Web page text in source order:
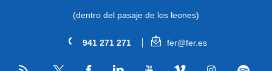
(dentro del pasaje de los leones)
941 271 271 fer@fer.es